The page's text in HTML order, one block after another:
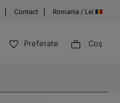
Contact Romania / Lei
Preferate Coş